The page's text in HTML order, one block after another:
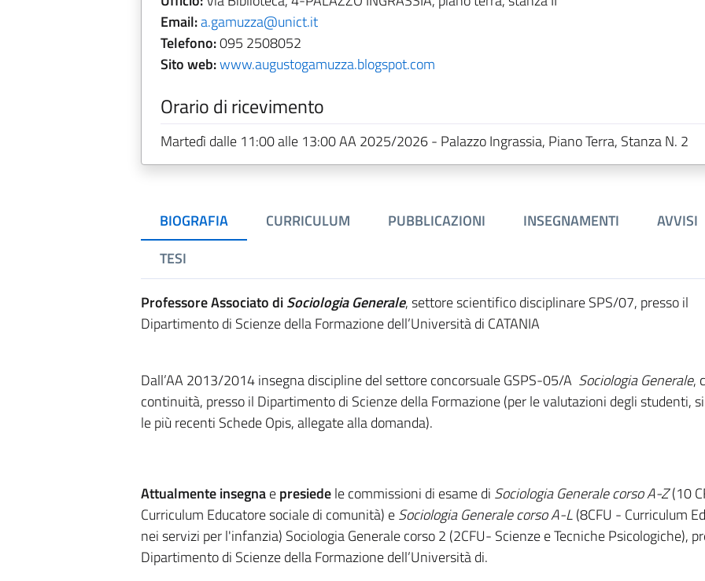
Email:a.gamuzza@unict.it
Telefono:095 2508052
Sito web:www.augustogamuzza.blogspot.com
Orario di ricevimento
Martedì dalle 11:00 alle 13:00 AA 2025/2026 - Palazzo Ingrassia, Piano Terra, Stanza N. 2
BIOGRAFIA CURRICULUM PUBBLICAZIONI INSEGNAMENTI
AVVISI
TESI
Professore Associato diSociologia Generale, settore scientifico disciplinare SPS/07, presso il
Dipartimento di Scienze della Formazione dell’Università di CATANIA
Dall’AA 2013/2014 insegna discipline del settore concorsuale GSPS-05/A Sociologia Generale,
continuità, presso il Dipartimento di Scienze della Formazione (per le valutazioni degli studenti,
le più recenti Schede Opis, allegate alla domanda).
Attualmente insegnaepresiedele commissioni di esame di Sociologia Generale corso A-Z(10
Curriculum Educatore sociale di comunità) eSociologia Generalecorso A-L(8CFU - Curriculum
nei servizi per l'infanzia) Sociologia Generale corso 2 (2CFU- Scienze e Tecniche Psicologiche),
Dipartimento di Scienze della Formazione dell’Università di.